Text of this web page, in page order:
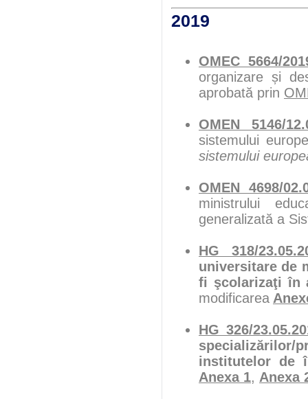
2019
OMEC 5664/
organizare și
aprobată prin
OMEN 5146/
sistemului
sistemului
OMEN 4698/
ministrului
generalizată a
HG 318/
universitare de
fi şcolarizaţi în
modificarea
HG 326/
institutelor de
Anexa 1, Anexa